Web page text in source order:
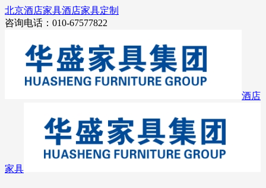
北京酒店家具酒店家具定制
咨询电话：010-67577822
酒店
家具